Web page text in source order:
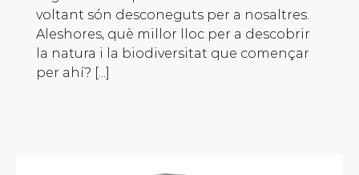
voltant són desconeguts per a nosaltres.
Aleshores, què millor lloc per a descobrir
la natura i la biodiversitat que començar
per ahí? [...]